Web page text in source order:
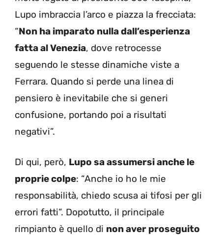
Lupo imbraccia l’arco e piazza la frecciata:
“Non ha imparato nulla dall’esperienza
fatta al Venezia, dove retrocesse
seguendo le stesse dinamiche viste a
Ferrara. Quando si perde una linea di
pensiero è inevitabile che si generi
confusione, portando poi a risultati
negativi”.
Di qui, però, Lupo sa assumersi anche le
proprie colpe: “Anche io ho le mie
responsabilità, chiedo scusa ai tifosi per gli
errori fatti”. Dopotutto, il principale
rimpianto è quello di non aver proseguito